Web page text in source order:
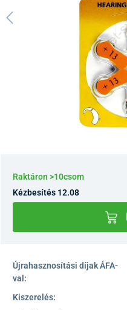
Raktáron >10csom
Kézbesítés 12.08
Újrahasznosítási díjak ÁFA-
val:
Kiszerelés: